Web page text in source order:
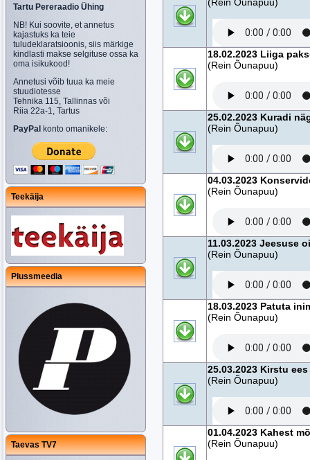
Tartu Pereraadio Ühing
NB! Kui soovite, et annetus
kajastuks ka teie
tuludeklaratsioonis, siis märkige
kindlasti makse selgituse ossa ka
oma isikukood!
Annetusi võib tuua ka meie
stuudiotesse
Tehnika 115, Tallinnas või
Riia 22a-1, Tartus
PayPal konto omanikele:
Teekäija
Plussmeedia
Taevas TV7
(Rein Õunapuu)
18.02.2023 Liiga
(Rein Õunapuu)
25.02.2023 Kuradi
(Rein Õunapuu)
04.03.2023
(Rein Õunapuu)
11.03.2023 Jeesuse
(Rein Õunapuu)
18.03.2023 Patuta
(Rein Õunapuu)
25.03.2023 Kirstu
(Rein Õunapuu)
01.04.2023 Kahest
(Rein Õunapuu)